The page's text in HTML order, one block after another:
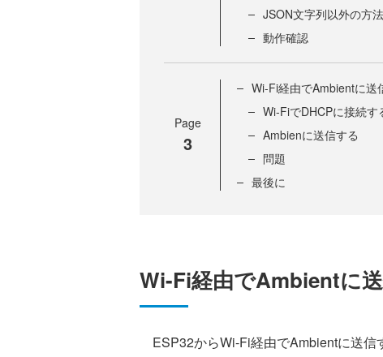
JSON文字列以外の方法
動作確認
Page
3
Wi-Fi経由でAmbientに送
Wi-FiでDHCPに接続す
Ambienに送信する
問題
最後に
Wi-Fi経由でAmbientに
ESP32からWi-Fi経由でAmbientに送信